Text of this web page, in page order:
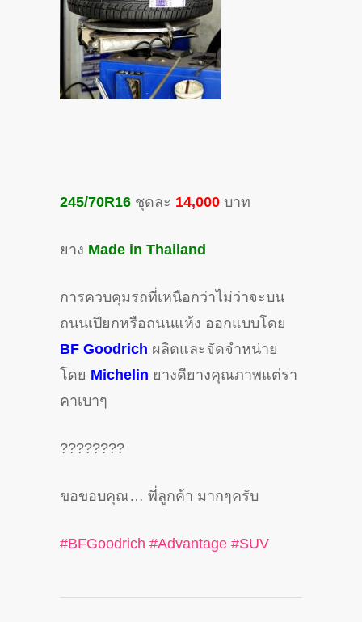
245/70R16 ชุดละ 14,000 บาท
ยาง Made in Thailand
การควบคุมรถที่เหนือกว่าไม่ว่าจะบน
ถนนเปียกหรือถนนแห้ง ออกแบบโดย
BF Goodrich ผลิตและจัดจำหน่าย
โดย Michelin ยางดียางคุณภาพแต่รา
คาเบาๆ
????????
ขอขอบคุณ… พี่ลูกค้า มากๆครับ
#BFGoodrich #Advantage #SUV